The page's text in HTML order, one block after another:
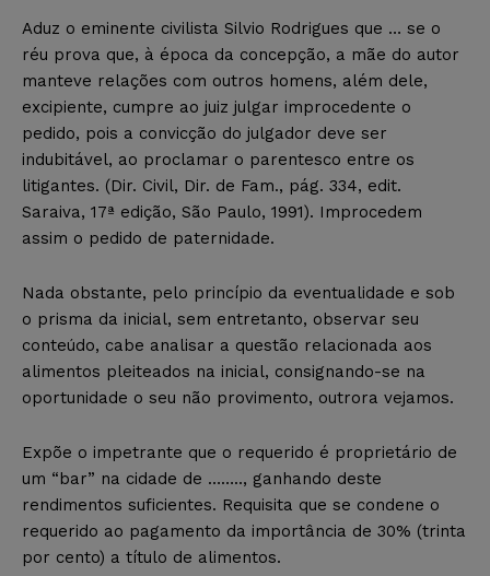
Aduz o eminente civilista Silvio Rodrigues que … se o
réu prova que, à época da concepção, a mãe do autor
manteve relações com outros homens, além dele,
excipiente, cumpre ao juiz julgar improcedente o
pedido, pois a convicção do julgador deve ser
indubitável, ao proclamar o parentesco entre os
litigantes. (Dir. Civil, Dir. de Fam., pág. 334, edit.
Saraiva, 17ª edição, São Paulo, 1991). Improcedem
assim o pedido de paternidade.
Nada obstante, pelo princípio da eventualidade e sob
o prisma da inicial, sem entretanto, observar seu
conteúdo, cabe analisar a questão relacionada aos
alimentos pleiteados na inicial, consignando-se na
oportunidade o seu não provimento, outrora vejamos.
Expõe o impetrante que o requerido é proprietário de
um “bar” na cidade de …….., ganhando deste
rendimentos suficientes. Requisita que se condene o
requerido ao pagamento da importância de 30% (trinta
por cento) a título de alimentos.